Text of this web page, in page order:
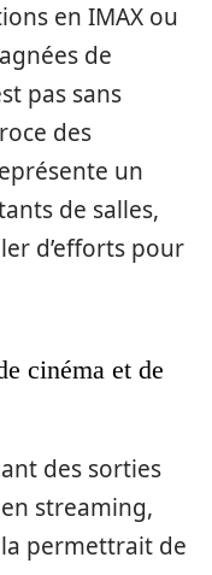
en IMAX ou
de
pas sans
des
un
de salles,
d’efforts pour
cinéma et de
des sorties
streaming,
permettrait de